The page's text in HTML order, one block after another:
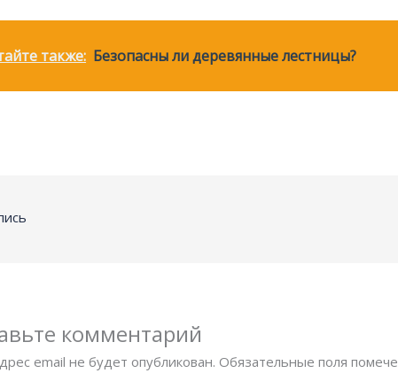
также: Безопасны ли деревянные лестницы?
комментарий
email не будет опубликован. Обязательные поля